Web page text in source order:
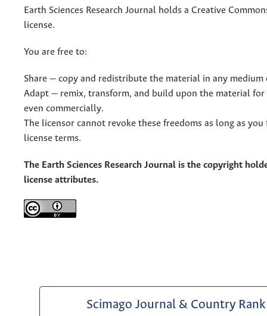
Earth Sciences Research Journal holds a Creative
license.
You are free to:
Share — copy and redistribute the material in any
Adapt — remix, transform, and build upon the material for
even commercially.
The licensor cannot revoke these freedoms as long as
license terms.
The Earth Sciences Research Journal is the copyright
license attributes.
Scimago Journal & Country Rank